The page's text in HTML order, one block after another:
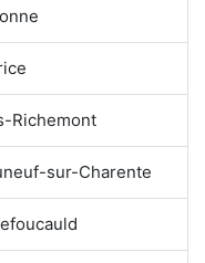
Richemont
sur-Charente